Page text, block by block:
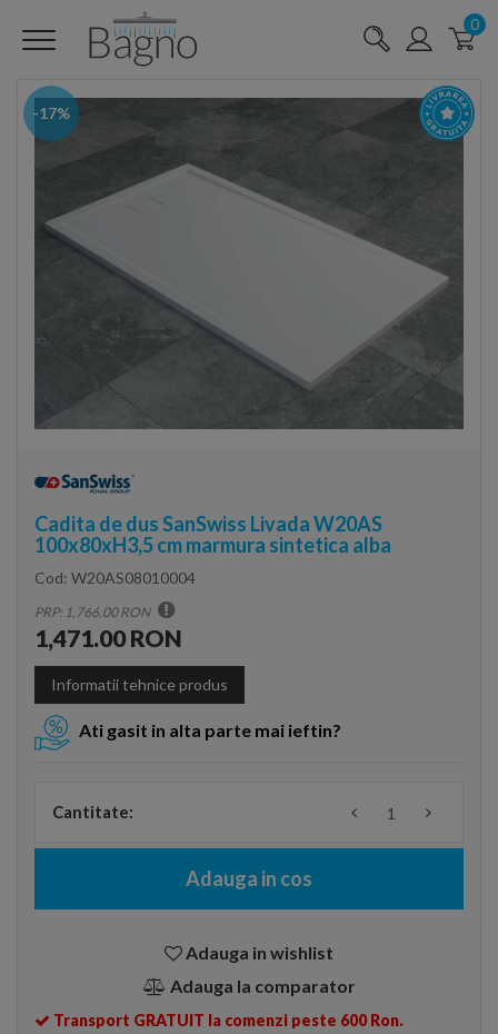
0
-17%
Cadita de dus SanSwiss Livada W20AS
100x80xH3,5 cm marmura sintetica alba
Cod: W20AS08010004
PRP: 1,766.00 RON
1,471.00 RON
Informatii tehnice produs
Ati gasit in alta parte mai ieftin?
Cantitate:
Adauga in cos
Adauga in wishlist
Adauga la comparator
Transport GRATUIT la comenzi peste 600 Ron.